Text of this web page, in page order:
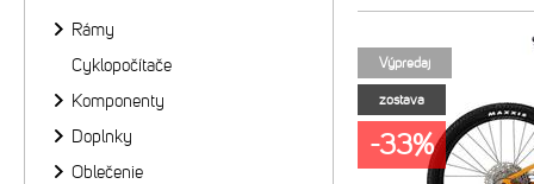
Výpredaj
zostava
-33%
Rámy
Cyklopočítače
Komponenty
Doplnky
Oblečenie